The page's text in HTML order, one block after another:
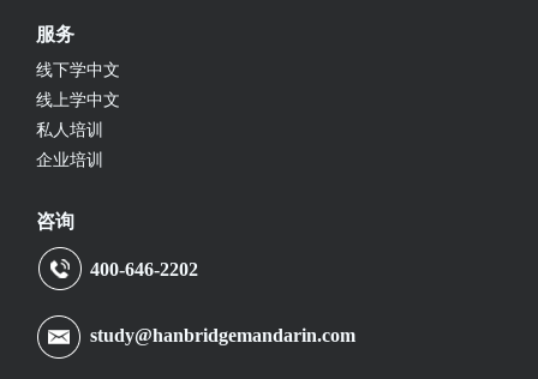
服务
线下学中文
线上学中文
私人培训
企业培训
咨询
400-646-2202
study@hanbridgemandarin.com